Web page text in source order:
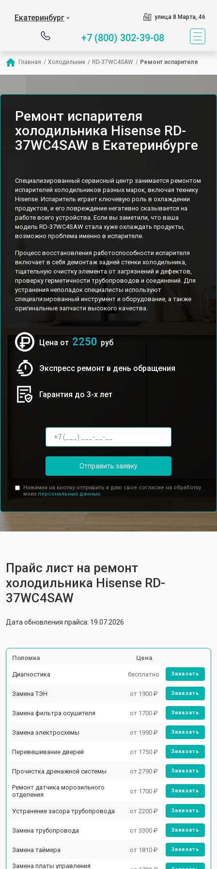
Екатеринбург ▼ улица 8 Марта, 46
+7 (800) 302-39-08
Главная / Холодильник / RD-37WC4SAW / Ремонт испарителя
Ремонт испарителя
холодильника Hisense RD-
37WC4SAW в Екатеринбурге
Специализированный сервисный центр занимается ремонтом
испарителей холодильников разных марок, включая технику
Hisense. Испаритель играет ключевую роль в охлаждении
продуктов, и его повреждение негативно сказывается на
работе всего устройства. Если вы заметили, что ваша
модель RD-37WC4SAW стала хуже охлаждать продукты,
возможно проблема именно в испарителе.
Процесс восстановления работоспособности испарителя
включает в себя демонтаж задней стенки холодильника,
тщательную очистку элемента от загрязнений и дефектов,
проверку герметичности трубопроводов и соединений. Для
устранения неполадок специалисты используют
специализированный инструмент и оборудование, а также
оригинальные запчасти высокого качества.
Цена от 2250 руб
Экспресс ремонт в день обращения
Гарантия до 3-х лет
Отправить заявку
Нажимая на кнопку отправить я даю свое согласие на обработку
моих персональных данных.
Прайс лист на ремонт
холодильника Hisense RD-
37WC4SAW
Дата обновления прайса: 19.07.2026
Поломка Цена
Диагностика бесплатно Заказать
Замена ТЭН от 1900 ₽ Заказать
Замена фильтра осушителя от 1700 ₽ Заказать
Замена электросхемы от 1990 ₽ Заказать
Перевешивание дверей от 1750 ₽ Заказать
Прочистка дренажной системы от 2790 ₽ Заказать
Ремонт датчика морозильного
отделения
от 1700 ₽ Заказать
Устранение засора трубопровода от 2200 ₽ Заказать
Замена трубопровода от 3300 ₽ Заказать
Замена таймера от 1810 ₽ Заказать
Замена платы управления